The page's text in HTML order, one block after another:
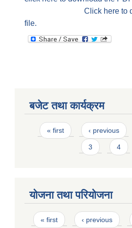
Click here to
file.
बजेट तथा कार्यक्रम
Pages
« first ‹ previous
3 4
योजना तथा परियोजना
Pages
« first ‹ previous